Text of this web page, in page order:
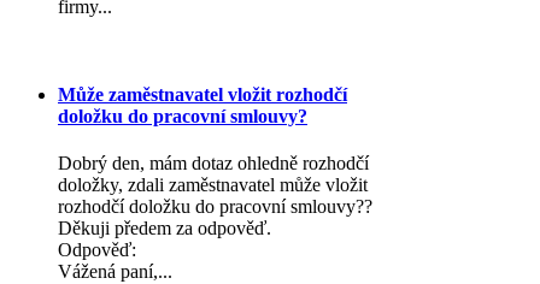
firmy...
Může zaměstnavatel vložit rozhodčí
doložku do pracovní smlouvy?
Dobrý den, mám dotaz ohledně rozhodčí
doložky, zdali zaměstnavatel může vložit
rozhodčí doložku do pracovní smlouvy??
Děkuji předem za odpověď.
Odpověď:
Vážená paní,...